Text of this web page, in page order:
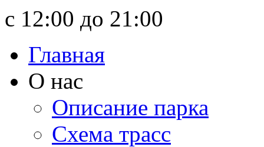
с 12:00 до 21:00
Главная
О нас
Описание парка
Схема трасс